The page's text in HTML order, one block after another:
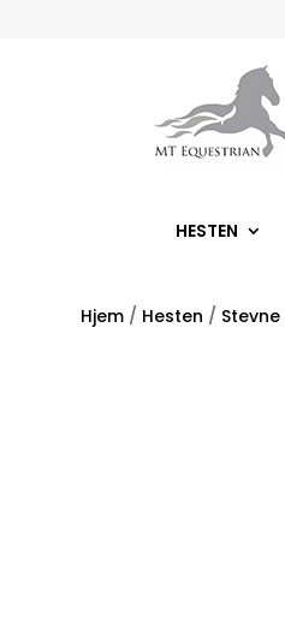
HESTEN
Hjem / Hesten / Stevne